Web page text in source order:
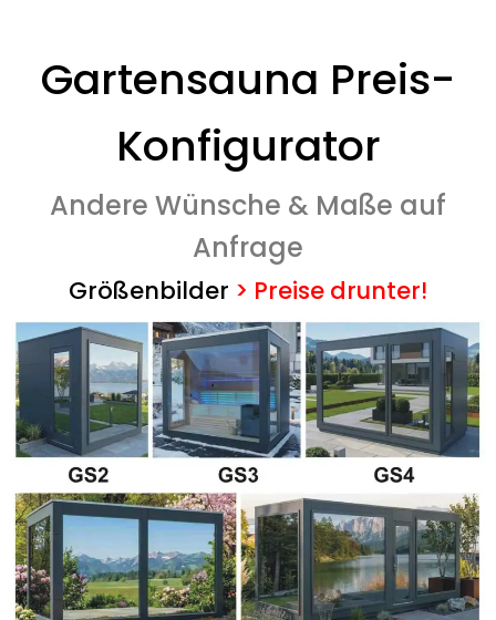
Gartensauna Preis-
Konfigurator
Andere Wünsche & Maße auf
Anfrage
Größenbilder > Preise drunter!